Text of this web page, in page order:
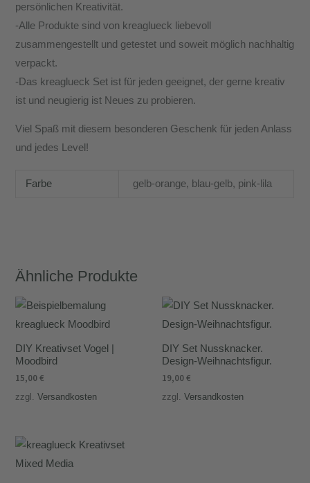
persönlichen Kreativität.
-Alle Produkte sind von kreaglueck liebevoll
zusammengestellt und getestet und soweit möglich nachhaltig
verpackt.
-Das kreaglueck Set ist für jeden geeignet, der gerne kreativ
ist und neugierig ist Neues zu probieren.
Viel Spaß mit diesem besonderen Geschenk für jeden Anlass
und jedes Level!
Farbe gelb-orange, blau-gelb, pink-lila
Ähnliche Produkte
DIY Kreativset Vogel |
Moodbird
15,00€
zzgl.Versandkosten
DIY Set Nussknacker.
Design-Weihnachtsfigur.
19,00€
zzgl. Versandkosten